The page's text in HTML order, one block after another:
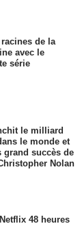
de la
avec le
série
le milliard
le monde et
grand succès de
Nolan
48 heures